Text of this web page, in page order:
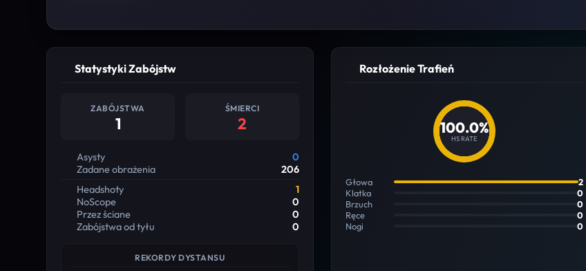
Statystyki Zabójstw
ZABÓJSTWA
1
ŚMIERCI
2
Asysty
0
Zadane obrażenia
206
Headshoty
1
NoScope
0
Przez ściane
0
Zabójstwa od tyłu
0
REKORDY DYSTANSU
Rozłożenie Trafień
100.0%
HS RATE
Głowa
2
Klatka
0
Brzuch
0
Ręce
0
Nogi
0